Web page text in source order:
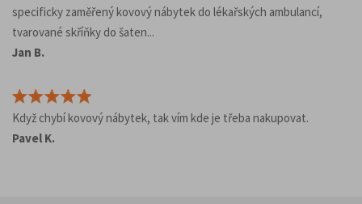
specificky zaměřený kovový nábytek do lékařských ambulancí,
tvarované skříňky do šaten...
Jan B.
Když chybí kovový nábytek, tak vím kde je třeba nakupovat.
Pavel K.